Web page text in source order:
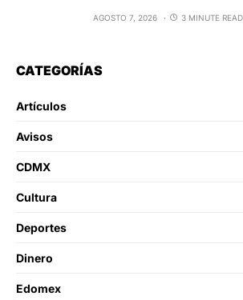
AGOSTO 7, 2026 3 MINUTE READ
CATEGORÍAS
Artículos
Avisos
CDMX
Cultura
Deportes
Dinero
Edomex